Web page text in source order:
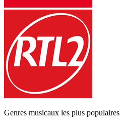
Genres musicaux les plus populaires